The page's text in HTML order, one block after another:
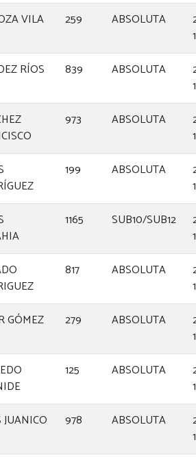
VILA 259 ABSOLUTA
RÍOS 839 ABSOLUTA
973 ABSOLUTA
199 ABSOLUTA
1165 SUB10/SUB12
817 ABSOLUTA
GÓMEZ 279 ABSOLUTA
125 ABSOLUTA
978 ABSOLUTA